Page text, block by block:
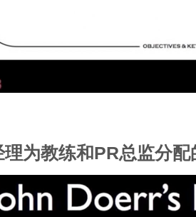
为教练和PR总监分配